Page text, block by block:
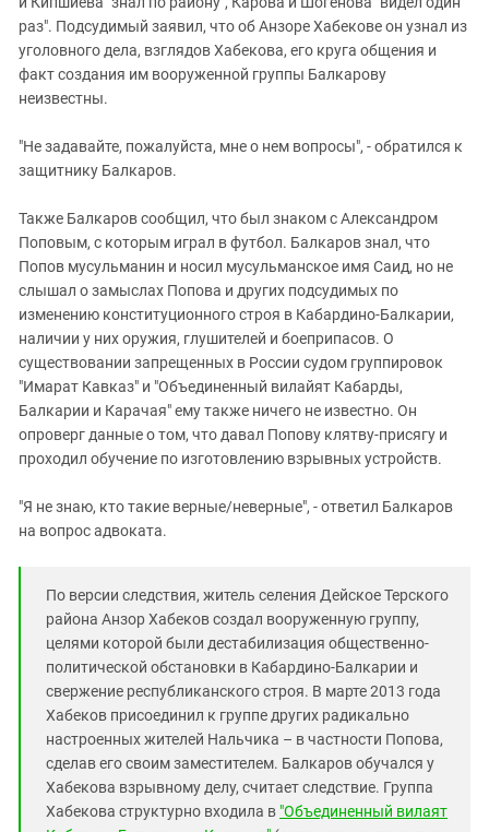
раз". Подсудимый заявил, что об Анзоре Хабекове он узнал из
уголовного дела, взглядов Хабекова, его круга общения и
факт создания им вооруженной группы Балкарову
неизвестны.
"Не задавайте, пожалуйста, мне о нем вопросы", - обратился к
защитнику Балкаров.
Также Балкаров сообщил, что был знаком с Александром
Поповым, с которым играл в футбол. Балкаров знал, что
Попов мусульманин и носил мусульманское имя Саид, но не
слышал о замыслах Попова и других подсудимых по
изменению конституционного строя в Кабардино-Балкарии,
наличии у них оружия, глушителей и боеприпасов. О
существовании запрещенных в России судом группировок
"Имарат Кавказ" и "Объединенный вилайят Кабарды,
Балкарии и Карачая" ему также ничего не известно. Он
опроверг данные о том, что давал Попову клятву-присягу и
проходил обучение по изготовлению взрывных устройств.
"Я не знаю, кто такие верные/неверные", - ответил Балкаров
на вопрос адвоката.
По версии следствия, житель селения Дейское Терского
района Анзор Хабеков создал вооруженную группу,
целями которой были дестабилизация общественно-
политической обстановки в Кабардино-Балкарии и
свержение республиканского строя. В марте 2013 года
Хабеков присоединил к группе других радикально
настроенных жителей Нальчика – в частности Попова,
сделав его своим заместителем. Балкаров обучался у
Хабекова взрывному делу, считает следствие. Группа
Хабекова структурно входила в "Объединенный вилаят